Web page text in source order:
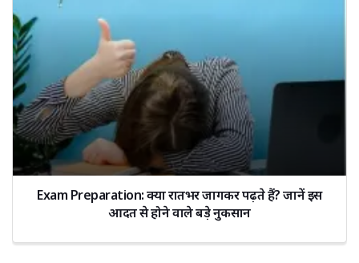
Exam Preparation: क्या रातभर जागकर पढ़ते हैं? जानें इस
आदत से होने वाले बड़े नुकसान